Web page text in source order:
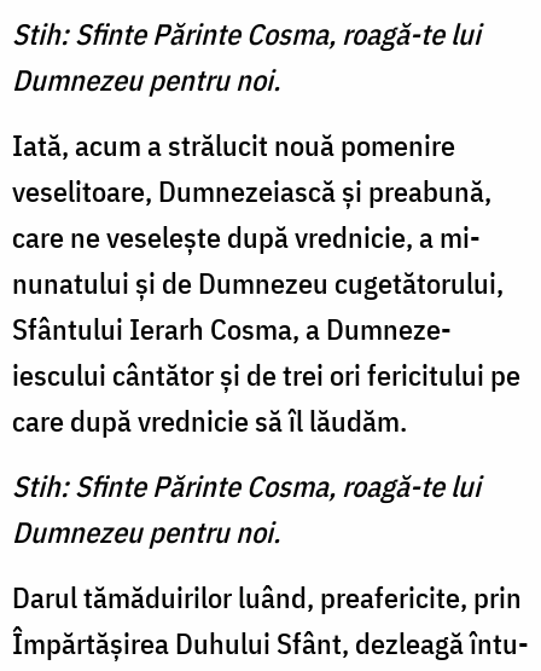
Stih: Sfinte Părinte Cosma, roagă-te lui
Dumnezeu pentru noi.
Iată, acum a strălucit nouă pomenire
veselitoare, Dum­nezeiască şi preabună,
care ne veseleşte după vrednicie, a mi­
nunatului şi de Dumnezeu cu­getătorului,
Sfântului Ierarh Cosma, a Dumneze­
iescului cântător şi de trei ori fericitului pe
care după vredni­cie să îl lăudăm.
Stih: Sfinte Părinte Cosma, roagă-te lui
Dumnezeu pentru noi.
Darul tămăduirilor luând, preafericite, prin
Împărtăşirea Duhului Sfânt, dezleagă întu­